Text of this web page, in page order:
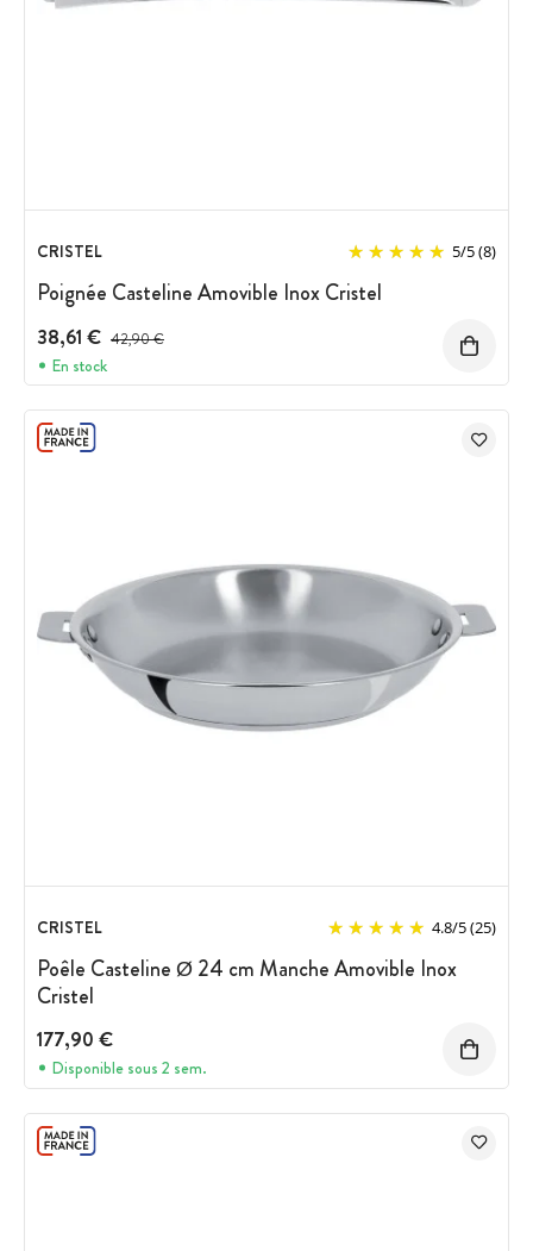
CRISTEL 5/5(8)
Poignée Casteline Amovible Inox Cristel
38,61 € Prix avant réduction :
42,90 €
En stock
CRISTEL 4.8/5(25)
Poêle Casteline Ø 24 cm Manche Amovible Inox
Cristel
177,90 €
Disponible sous 2 sem.